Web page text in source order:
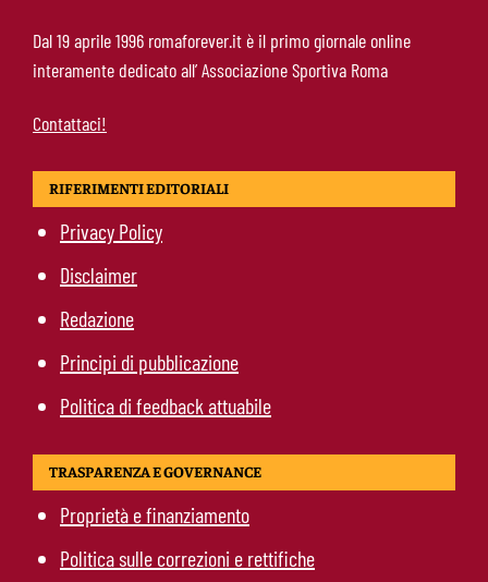
Hermoso, sospiro di sollievo per la Roma:
nessun infortunio dopo il problema alla
caviglia
Dal 19 aprile 1996 romaforever.it è il primo giornale online
interamente dedicato all’ Associazione Sportiva Roma
Contattaci!
RIFERIMENTI EDITORIALI
Privacy Policy
Disclaimer
Redazione
Principi di pubblicazione
Politica di feedback attuabile
TRASPARENZA E GOVERNANCE
Proprietà e finanziamento
Politica sulle correzioni e rettifiche